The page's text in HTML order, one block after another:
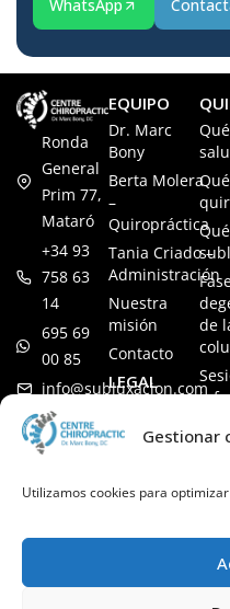
Gestionar
Utilizamos cookies para
WhatsApp
Ronda
General
Prim 77,
Mataró
+34 93
758 63
14
695 69
00 85
info@subluxacion.com
EQUIPO
Dr. Marc
Bony
Berta Molera
–
Quiropráctica
Tania Criado –
Administración
Nuestra
misión
Contacto
LEGAL
Política de
Política de
de